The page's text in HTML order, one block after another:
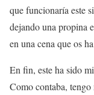
que funcionaría este
dejando una propina
en una cena que os
En fin, este ha sido
Como contaba, tengo